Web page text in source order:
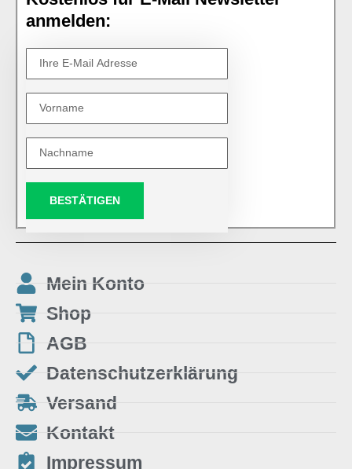
anmelden:
BESTÄTIGEN
Mein Konto
Shop
AGB
Datenschutzerklärung
Versand
Kontakt
Impressum